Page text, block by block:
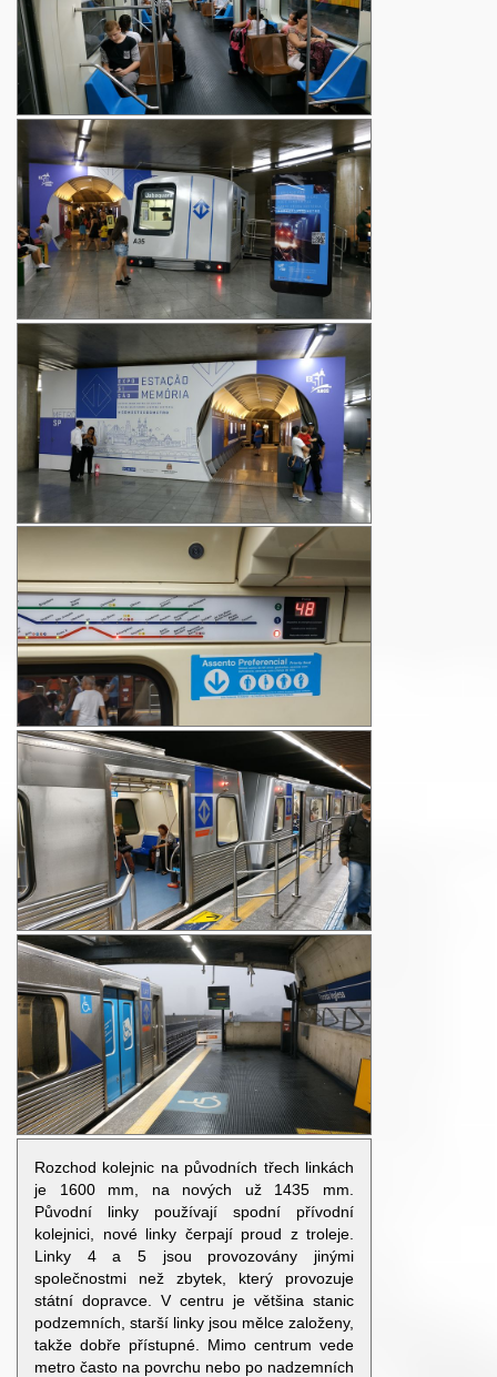
Rozchod kolejnic na původních třech linkách
je 1600 mm, na nových už 1435 mm.
Původní linky používají spodní přívodní
kolejnici, nové linky čerpají proud z troleje.
Linky 4 a 5 jsou provozovány jinými
společnostmi než zbytek, který provozuje
státní dopravce. V centru je většina stanic
podzemních, starší linky jsou mělce založeny,
takže dobře přístupné. Mimo centrum vede
metro často na povrchu nebo po nadzemních